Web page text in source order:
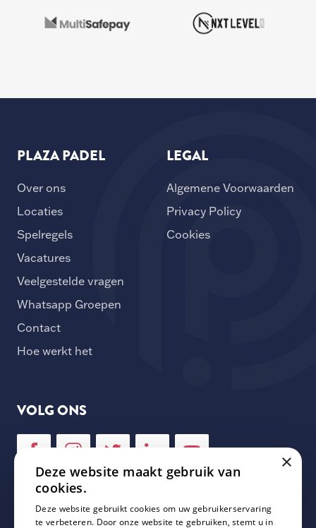
PLAZA PADEL
Over ons
Locaties
Spelregels
Vacatures
Veelgestelde vragen
Whatsapp Groepen
Contact
Hoe werkt het
LEGAL
Algemene Voorwaarden
Privacy Policy
Cookies
VOLG ONS
NIEUWSBRIEF
×
Deze website maakt gebruik van
cookies.
Deze website gebruikt cookies om uw gebruikerservaring
te verbeteren. Door onze website te gebruiken, stemt u in